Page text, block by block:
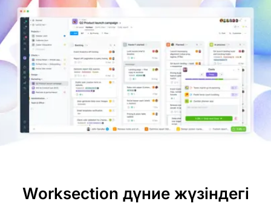
Worksection дүние жүзіндегі